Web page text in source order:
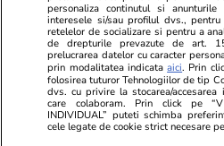
se întâmplă cu blocul din
Rahova afectat de explozia
acum 9 luni și cât a plătit pe
chiriile locatarilor evacuați
personaliza continutul si
interesele si/sau profilul dvs.,
retelelor de socializare si pentru a
de drepturile prevazute de art.
prelucrarea datelor cu caracter
prin modalitatea indicataaici. Prin
folosirea tuturor Tehnologiilor de tip
dvs. cu privire la stocarea/
care colaboram. Prin click pe
INDIVIDUAL” puteti schimba
cele legate de cookie strict necesare